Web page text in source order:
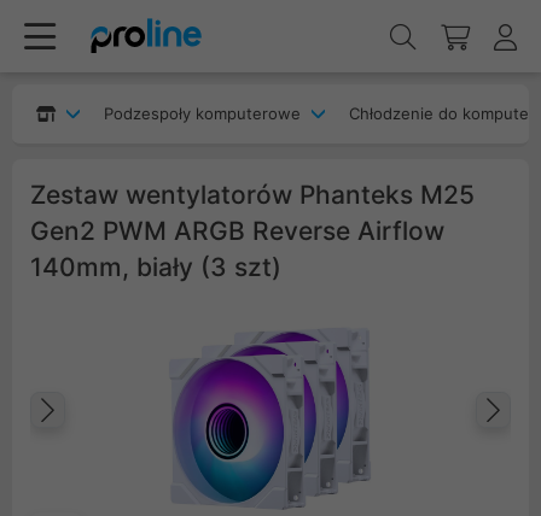
Podzespoły komputerowe Chłodzenie do
Zestaw wentylatorów Phanteks M25
Gen2 PWM ARGB Reverse Airflow
140mm, biały (3 szt)
Poprzedni